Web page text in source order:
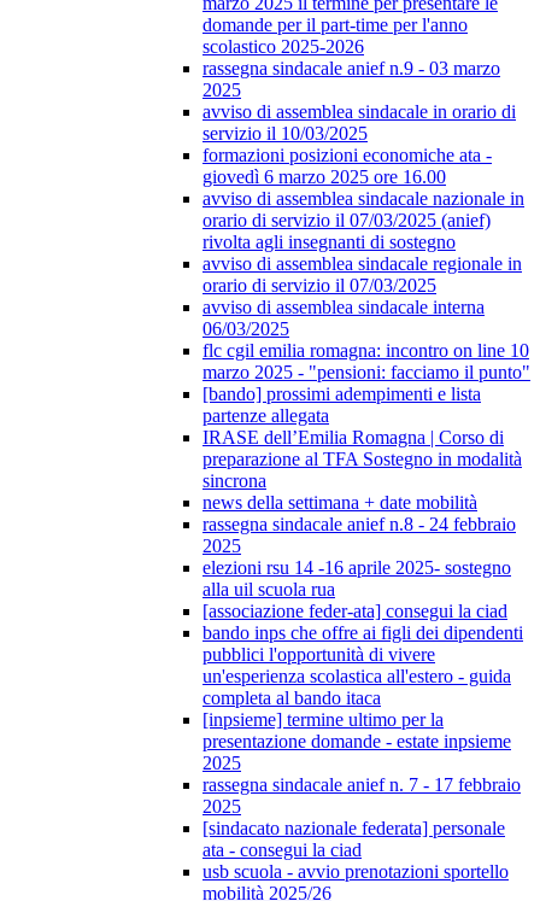
domande per il part-time per l'anno
scolastico 2025-2026
rassegna sindacale anief n.9 - 03 marzo
2025
avviso di assemblea sindacale in orario di
servizio il 10/03/2025
formazioni posizioni economiche ata -
giovedì 6 marzo 2025 ore 16.00
avviso di assemblea sindacale nazionale in
orario di servizio il 07/03/2025 (anief)
rivolta agli insegnanti di sostegno
avviso di assemblea sindacale regionale in
orario di servizio il 07/03/2025
avviso di assemblea sindacale interna
06/03/2025
flc cgil emilia romagna: incontro on line 10
marzo 2025 - "pensioni: facciamo il punto"
[bando] prossimi adempimenti e lista
partenze allegata
IRASE dell’Emilia Romagna | Corso di
preparazione al TFA Sostegno in modalità
sincrona
news della settimana + date mobilità
rassegna sindacale anief n.8 - 24 febbraio
2025
elezioni rsu 14 -16 aprile 2025- sostegno
alla uil scuola rua
[associazione feder-ata] consegui la ciad
bando inps che offre ai figli dei dipendenti
pubblici l'opportunità di vivere
un'esperienza scolastica all'estero - guida
completa al bando itaca
[inpsieme] termine ultimo per la
presentazione domande - estate inpsieme
2025
rassegna sindacale anief n. 7 - 17 febbraio
2025
[sindacato nazionale federata] personale
ata - consegui la ciad
usb scuola - avvio prenotazioni sportello
mobilità 2025/26